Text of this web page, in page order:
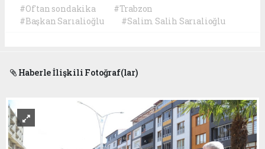
#Of'tan sondakika
#Trabzon
#Başkan Sarıalioğlu
#Salim Salih Sarıalioğlu
Haberle İlişkili Fotoğraf(lar)